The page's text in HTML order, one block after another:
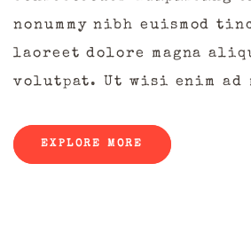
nonummy nibh euismod
laoreet dolore magna
volutpat. Ut wisi enim ad
EXPLORE MORE